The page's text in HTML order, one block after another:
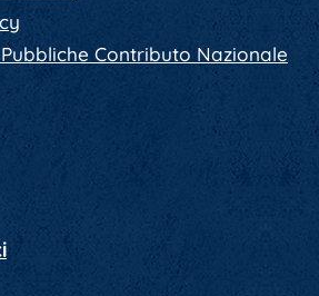
Contributo Nazionale